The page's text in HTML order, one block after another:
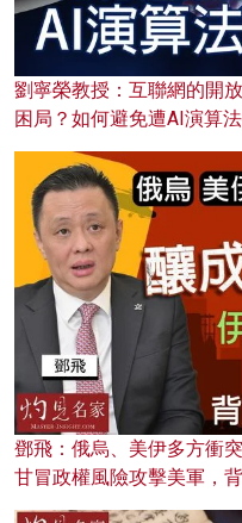
劉寧榮教授：互聯網的開
困局？如何避免遭AI演算
鄧飛：俄烏、美伊多方衝
甘冒政權風險攻擊美軍，